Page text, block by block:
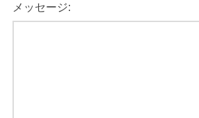
メッセージ: